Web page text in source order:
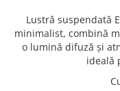
Lustră suspendată
minimalist, combină
o lumină difuză și
ideală